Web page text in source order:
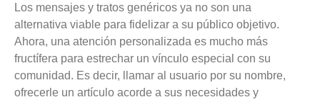
Los mensajes y tratos genéricos ya no son una
alternativa viable para fidelizar a su público objetivo.
Ahora, una atención personalizada es mucho más
fructífera para estrechar un vínculo especial con su
comunidad. Es decir, llamar al usuario por su nombre,
ofrecerle un artículo acorde a sus necesidades y